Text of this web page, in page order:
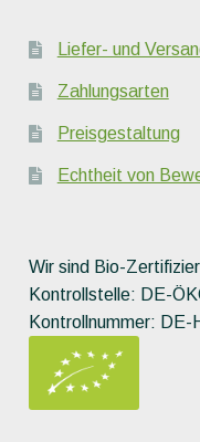
Liefer- und
Zahlungsarten
Preisgestaltung
Echtheit von
Wir sind Bio-
Kontrollstelle: DE-
Kontrollnummer: DE-